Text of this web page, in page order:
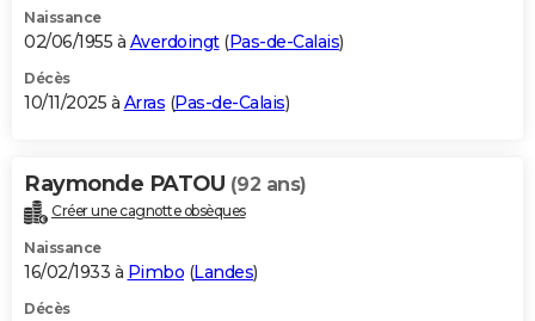
Naissance
02/06/1955 à Averdoingt(Pas-de-Calais)
Décès
10/11/2025 à Arras (Pas-de-Calais)
Raymonde PATOU (92 ans)
Créer une cagnotte obsèques
Naissance
16/02/1933 à Pimbo (Landes)
Décès